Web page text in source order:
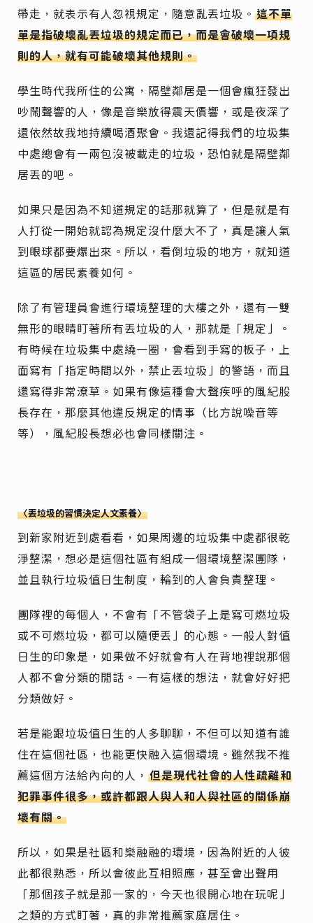
帶走，就表示有人忽視規定，隨意亂丟垃圾。這不單
單是指破壞亂丟垃圾的規定而已，而是會破壞一項規
則的人，就有可能破壞其他規則。
學生時代我所住的公寓，隔壁鄰居是一個會瘋狂發出
吵鬧聲響的人，像是音樂放得震天價響，或是夜深了
還依然故我地持續喝酒聚會。我還記得我們的垃圾集
中處總會有一兩包沒被載走的垃圾，恐怕就是隔壁鄰
居丟的吧。
如果只是因為不知道規定的話那就算了，但是就是有
人打從一開始就認為規定沒什麼大不了，真是讓人氣
到眼球都要爆出來。所以，看倒垃圾的地方，就知道
這區的居民素養如何。
除了有管理員會進行環境整理的大樓之外，還有一雙
無形的眼睛盯著所有丟垃圾的人，那就是「規定」。
有時候在垃圾集中處繞一圈，會看到手寫的板子，上
面寫有「指定時間以外，禁止丟垃圾」的警語，而且
還寫得非常潦草。如果有像這種會大聲疾呼的風紀股
長存在，那麼其他違反規定的情事（比方說噪音等
等），風紀股長想必也會同樣關注。
〈丟垃圾的習慣決定人文素養〉
到新家附近到處看看，如果周邊的垃圾集中處都很乾
淨整潔，想必是這個社區有組成一個環境整潔團隊，
並且執行垃圾值日生制度，輪到的人會負責整理。
團隊裡的每個人，不會有「不管袋子上是寫可燃垃圾
或不可燃垃圾，都可以隨便丟」的心態。一般人對值
日生的印象是，如果做不好就會有人在背地裡說那個
人都不會分類的閒話。一有這樣的想法，就會好好把
分類做好。
若是能跟垃圾值日生的人多聊聊，不但可以知道有誰
住在這個社區，也能更快融入這個環境。雖然我不推
薦這個方法給內向的人，但是現代社會的人性疏離和
犯罪事件很多，或許都跟人與人和人與社區的關係崩
壞有關。
所以，如果是社區和樂融融的環境，因為附近的人彼
此都很熟悉，所以會彼此互相照應，甚至會出聲用
「那個孩子就是那一家的，今天也很開心地在玩呢」
之類的方式盯著，真的非常推薦家庭居住。